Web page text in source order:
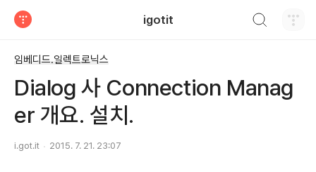
igotit
임베디드.일렉트로닉스
Dialog 사 Connection Manag
er 개요. 설치.
i.got.it 2015. 7. 21. 23:07